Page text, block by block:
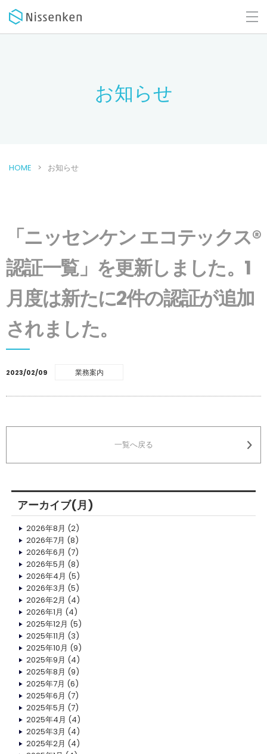
お知らせ
HOME お知らせ
「ニッセンケン エコテックス®
認証一覧」を更新しました。1
月度は新たに2件の認証が追加
されました。
2023/02/09 業務案内
一覧へ戻る
アーカイブ(月)
2026年8月 (2)
2026年7月 (8)
2026年6月 (7)
2026年5月 (8)
2026年4月 (5)
2026年3月 (5)
2026年2月 (4)
2026年1月 (4)
2025年12月 (5)
2025年11月 (3)
2025年10月 (9)
2025年9月 (4)
2025年8月 (9)
2025年7月 (6)
2025年6月 (7)
2025年5月 (7)
2025年4月 (4)
2025年3月 (4)
2025年2月 (4)